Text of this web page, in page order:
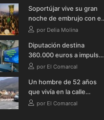
terraplén en Soportújar
Soportújar vive su gran
noche de embrujo con el
Gran Aquelarre de las
por Delia Molina
Diputación destina
360.000 euros a impulsar
la celebración de grandes
provincia durante 2026
por El Comarcal
Un hombre de 52 años
que vivía en la calle
fallece en Órgiva tras
por El Comarcal